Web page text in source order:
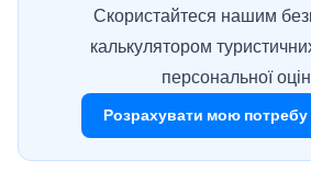
Скористайтеся нашим
калькулятором
персональної
Розрахувати мою